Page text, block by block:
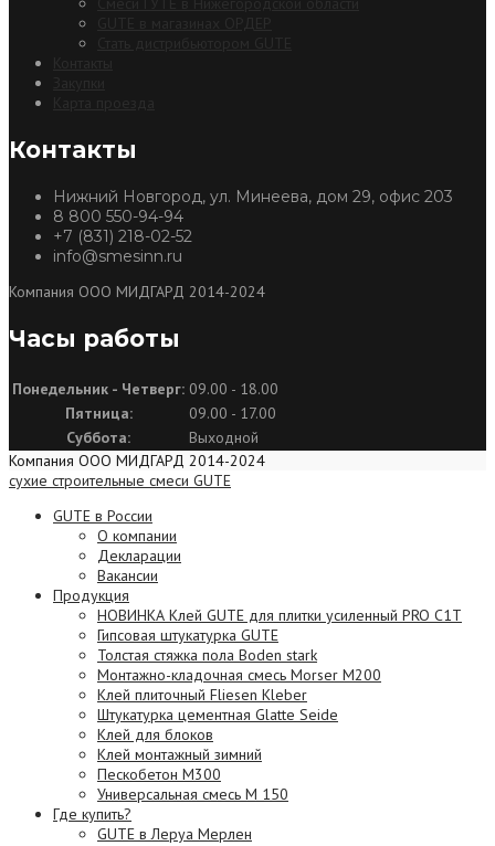
Контакты
Нижний Новгород, ул. Минеева, дом 29, офис 203
8 800 550-94-94
+7 (831) 218-02-52
info@smesinn.ru
Компания ООО МИДГАРД 2014-2024
Часы работы
Понедельник - Четверг: 09.00 - 18.00
Пятница:
09.00 - 17.00
Суббота:
Выходной
Компания ООО МИДГАРД 2014-2024
сухие строительные смеси GUTE
GUTE в России
О компании
Декларации
Вакансии
Продукция
НОВИНКА Клей GUTE для плитки усиленный PRO C1T
Гипсовая штукатурка GUTE
Толстая стяжка пола Boden stark
Монтажно-кладочная смесь Morser М200
Клей плиточный Fliesen Kleber
Штукатурка цементная Glatte Seide
Клей для блоков
Клей монтажный зимний
Пескобетон М300
Универсальная смесь М 150
Где купить?
GUTE в Леруа Мерлен